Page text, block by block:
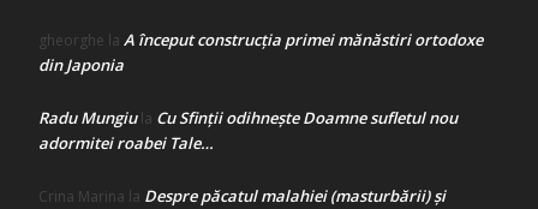
gheorghe la A început construcţia primei mănăstiri ortodoxe
din Japonia
Radu Mungiula Cu Sfinții odihnește Doamne sufletul nou
adormitei roabei Tale…
Crina Marina la Despre păcatul malahiei (masturbării) şi